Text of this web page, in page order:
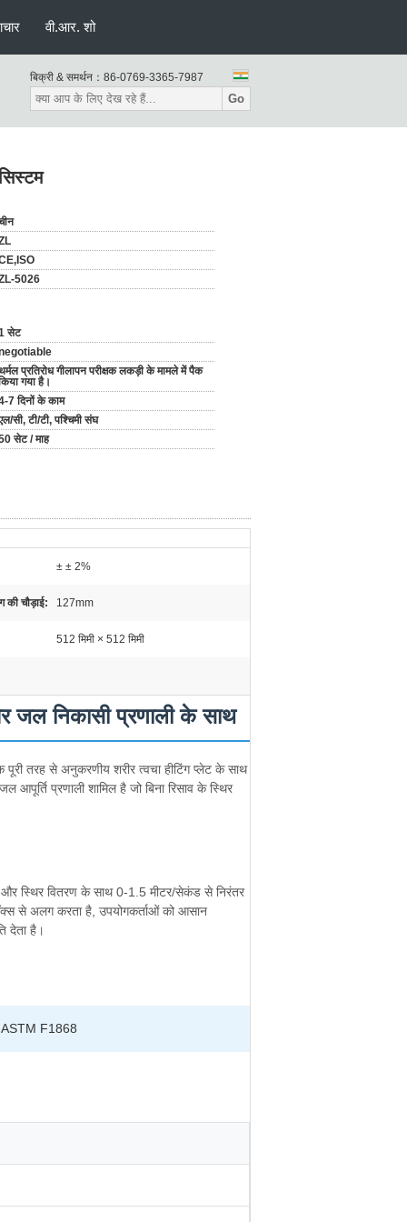
वी.आर. शो
बिक्री & समर्थन： 86-0769-3365-7987
Go
5026
सेट
प्रतिरोध गीलापन परीक्षक लकड़ी के मामले में पैक
गया है।
7 दिनों के काम
सी, टी/टी, पश्चिमी संघ
सेट / माह
± ± 2%
की चौड़ाई: 127mm
512 मिमी × 512 मिमी
जल निकासी प्रणाली के साथ
तरह से अनुकरणीय शरीर त्वचा हीटिंग प्लेट के साथ
प्रणाली शामिल है जो बिना रिसाव के स्थिर
और स्थिर वितरण के साथ 0-1.5 मीटर/सेकंड से निरंतर
से अलग करता है, उपयोगकर्ताओं को आसान
देता है।
F1868